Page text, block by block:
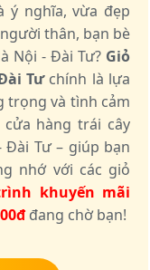
ý nghĩa, vừa đẹp
thân, bạn bè
Nội - Đài Tư? Giỏ
Tưchính là lựa
trọng và tình cảm
cửa hàng trái cây
Đài Tư – giúp bạn
nhớ với các giỏ
khuyến mãi
đang chờ bạn!